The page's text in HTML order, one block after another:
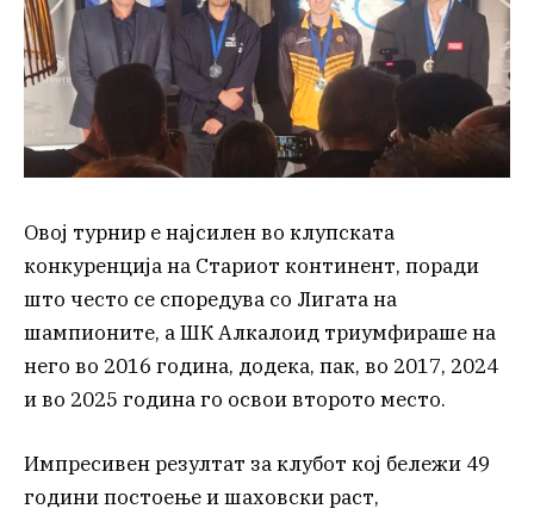
Овој турнир е најсилен во клупската
конкуренција на Стариот континент, поради
што често се споредува со Лигата на
шампионите, а ШК Алкалоид триумфираше на
него во 2016 година, додека, пак, во 2017, 2024
и во 2025 година го освои второто место.
Импресивен резултат за клубот кој бележи 49
години постоење и шаховски раст,